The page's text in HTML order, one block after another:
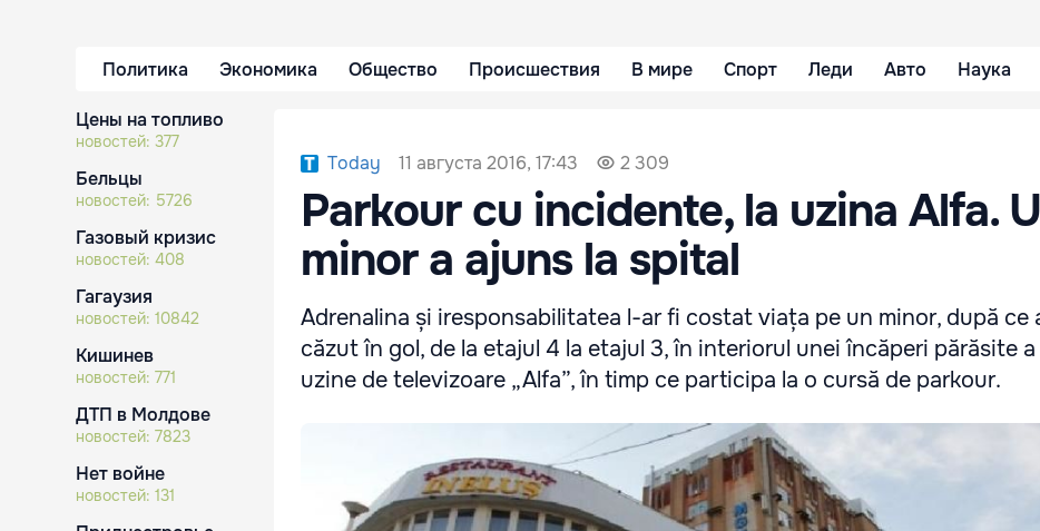
Политика Экономика Общество Происшествия В мире Спорт Леди Авто Наука
Цены на топливо
новостей: 377
Бельцы
новостей: 5726
Газовый кризис
новостей: 408
Гагаузия
новостей: 10842
Кишинев
новостей: 771
ДТП в Молдове
новостей: 7823
Нет войне
новостей: 131
Today 11 августа 2016, 17:43 2 309
Parkour cu incidente, la uzina Alfa.
minor a ajuns la spital
Adrenalina și iresponsabilitatea l-ar fi costat viața pe un minor, după ce
căzut în gol, de la etajul 4 la etajul 3, în interiorul unei încăperi părăsite
uzine de televizoare „Alfa”, în timp ce participa la o cursă de parkour.